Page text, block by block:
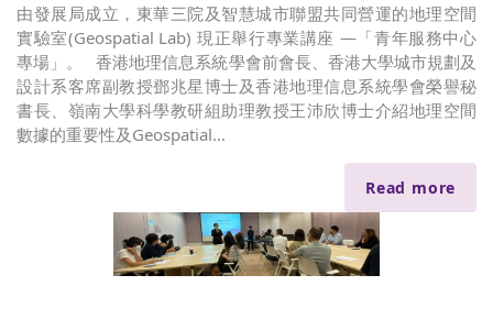
由發展局成立，東華三院及智慧城市聯盟共同營運的地理空間
實驗室(Geospatial Lab) 現正舉行專業講座 —「青年服務中心
專場」。 香港地理信息系統學會前會長、香港大學城市規劃及
設計系客席副教授鄧兆星博士及香港地理信息系統學會榮譽秘
書長、嶺南大學科學教研組助理教授王沛欣博士介紹地理空間
數據的重要性及Geospatial...
Read more